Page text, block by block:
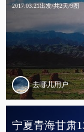
2017.03.21出发/共2天/9图
去哪儿用户